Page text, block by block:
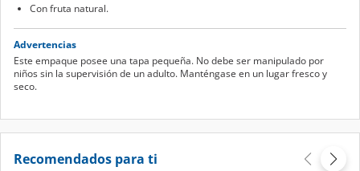
Con fruta natural.
Advertencias
Este empaque posee una tapa pequeña. No debe ser manipulado por
niños sin la supervisión de un adulto. Manténgase en un lugar fresco y
seco.
Recomendados para ti